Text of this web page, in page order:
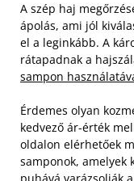
A szép haj
ápolás, ami jól
el a leginkább. A
rátapadnak a
sampon
Érdemes olyan
kedvező ár-érték
oldalon elérhetőek
samponok, amelyek